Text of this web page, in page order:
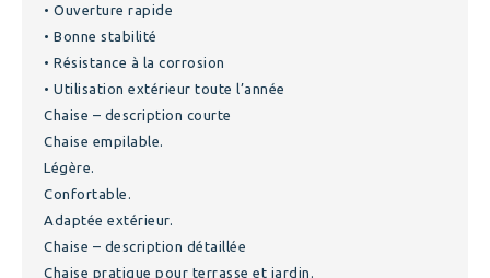
• Ouverture rapide
• Bonne stabilité
• Résistance à la corrosion
• Utilisation extérieur toute l’année
Chaise – description courte
Chaise empilable.
Légère.
Confortable.
Adaptée extérieur.
Chaise – description détaillée
Chaise pratique pour terrasse et jardin.